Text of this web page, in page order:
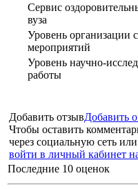
Сервис
вуза
Уровень организации
мероприятий
Уровень научно-
работы
Добавить отзывДобавить
Чтобы оставить
через социальную сеть или
войти в личный кабинет
Последние 10 оценок